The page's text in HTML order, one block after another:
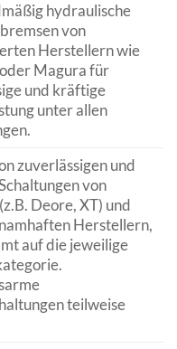
hydraulische
von
Herstellern wie
Magura für
und kräftige
unter allen
zuverlässigen und
von
Deore, XT) und
Herstellern,
auf die jeweilige
teilweise